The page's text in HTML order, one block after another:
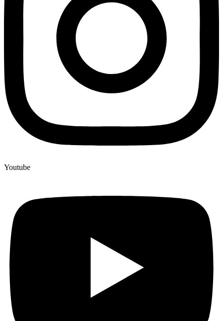
Youtube